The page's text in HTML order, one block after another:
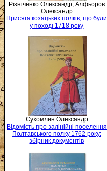
Різніченко Олександр, Алфьоров
Олександр
Присяга козацьких полків, що були
у поході 1718 року
Сухомлин Олександр
Відомість про залінійні поселення
Полтавського полку 1762 року:
збірник документів